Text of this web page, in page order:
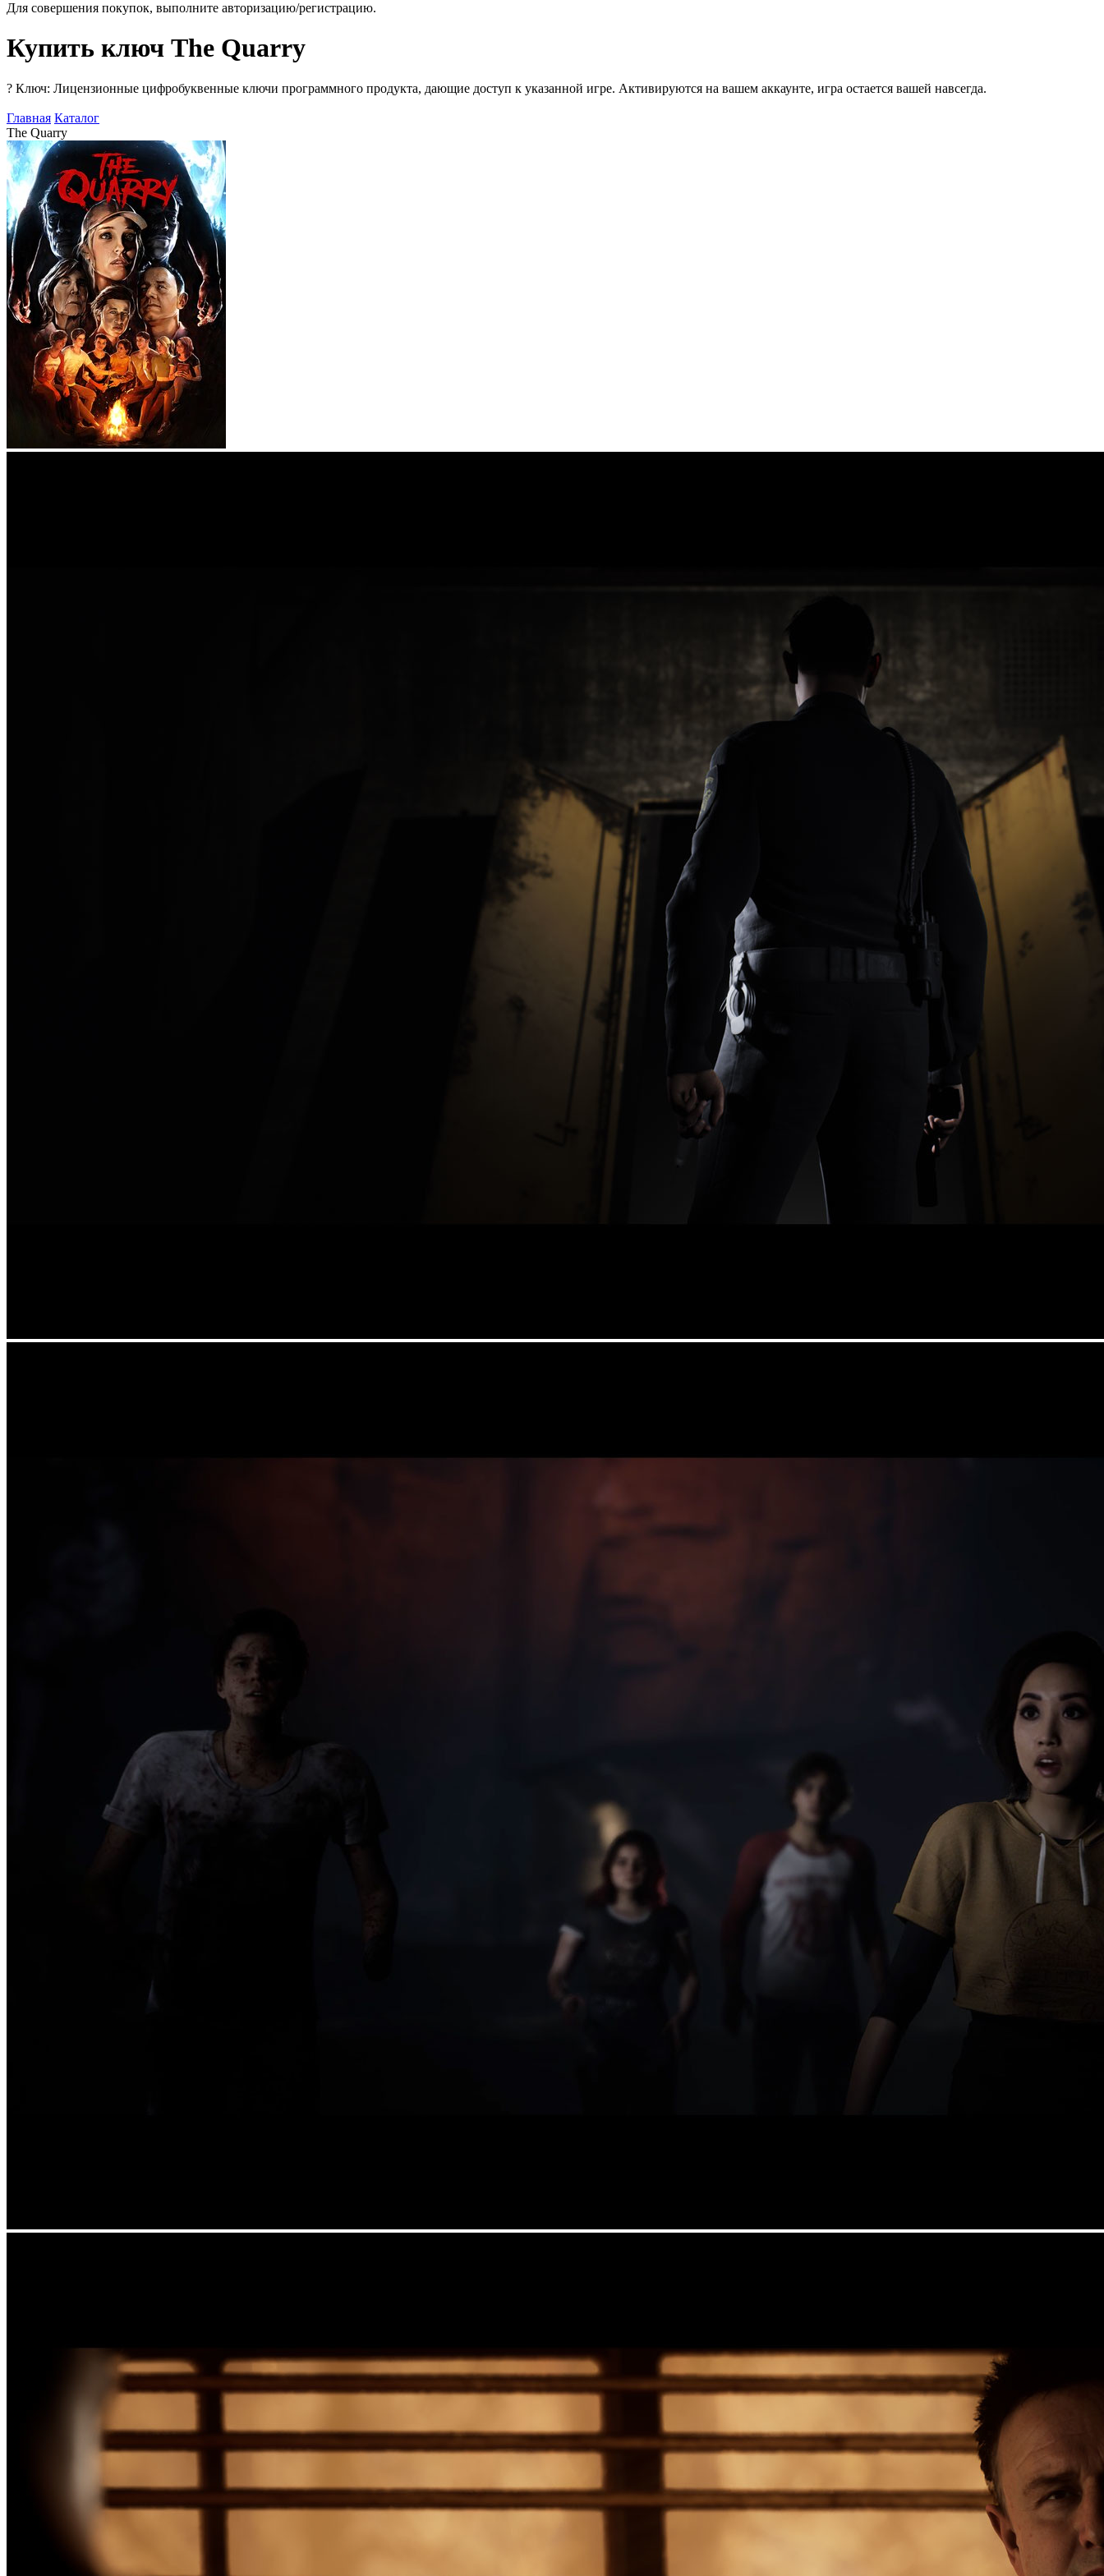
Для совершения покупок, выполните авторизацию/регистрацию.
Купить ключ The Quarry
? Ключ: Лицензионные цифробуквенные ключи программного продукта, дающие доступ к указанной игре. Активируются на вашем аккаунте, игра остается вашей навсегда.
Главная Каталог
The Quarry